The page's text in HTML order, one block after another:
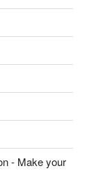
- Make your